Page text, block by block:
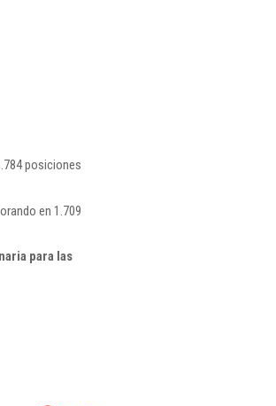
posiciones
en 1.709
para las